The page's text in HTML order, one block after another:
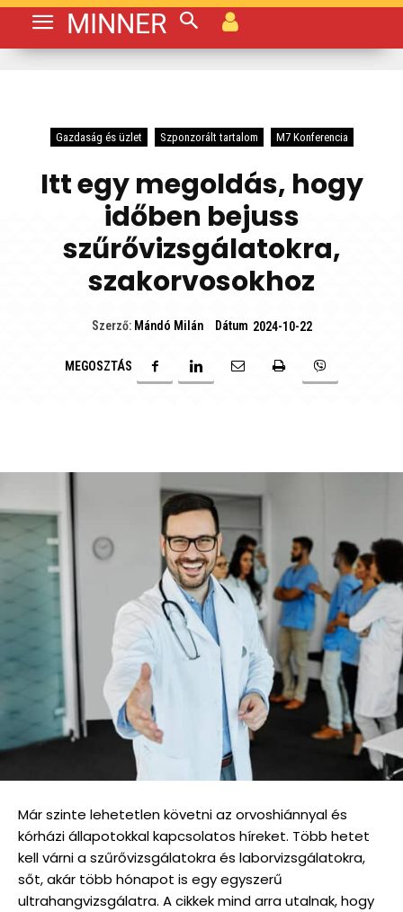
MINNER
Gazdaság és üzlet Szponzorált tartalom M7 Konferencia
Itt egy megoldás, hogy
időben bejuss
szűrővizsgálatokra,
szakorvosokhoz
Szerző: Mándó Milán Dátum 2024-10-22
MEGOSZTÁS
Már szinte lehetetlen követni az orvoshiánnyal és
kórházi állapotokkal kapcsolatos híreket. Több hetet
kell várni a szűrővizsgálatokra és laborvizsgálatokra,
sőt, akár több hónapot is egy egyszerű
ultrahangvizsgálatra. A cikkek mind arra utalnak, hogy